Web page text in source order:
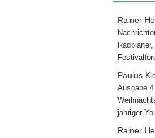
Rainer
Paulus
Ausgabe
jähriger
Rainer